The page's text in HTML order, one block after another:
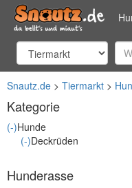
Snautz.de Tiermarkt
Kategorie
(-)Hunde
(-)Deckrüden
Hunderasse